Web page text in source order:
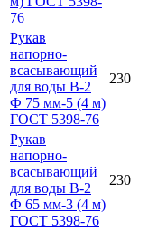
76
Рукав
напорно-
всасывающий
для воды В-2
Ф 75 мм-5 (4 м)
ГОСТ 5398-76
230
Рукав
напорно-
всасывающий
для воды В-2
Ф 65 мм-3 (4 м)
ГОСТ 5398-76
230